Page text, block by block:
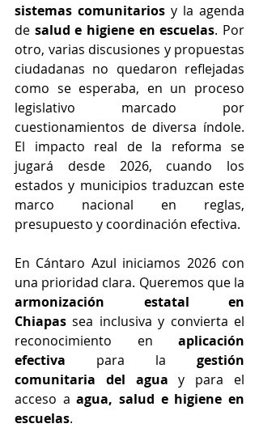
sistemas comunitarios y la agenda
de salud e higiene en escuelas. Por
otro, varias discusiones y propuestas
ciudadanas no quedaron reflejadas
como se esperaba, en un proceso
legislativo marcado por
cuestionamientos de diversa índole.
El impacto real de la reforma se
jugará desde 2026, cuando los
estados y municipios traduzcan este
marco nacional en reglas,
presupuesto y coordinación efectiva.
En Cántaro Azul iniciamos 2026 con
armonización estatal en
Chiapas sea inclusiva y convierta el
reconocimiento en aplicación
efectiva para la gestión
comunitaria del agua y para el
acceso a agua, salud e higiene en
escuelas.